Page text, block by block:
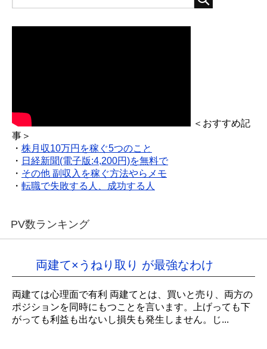
＜おすすめ記
事＞
・ 株月収10万円を稼ぐ5つのこと
・ 日経新聞(電子版:4,200円)を無料で
・ その他 副収入を稼ぐ方法やらメモ
・ 転職で失敗する人、成功する人
PV数ランキング
両建て×うねり取り が最強なわけ
両建ては心理面で有利 両建てとは、買いと売り、両方の
ポジションを同時にもつことを言います。上げっても下
がっても利益も出ないし損失も発生しません。じ...